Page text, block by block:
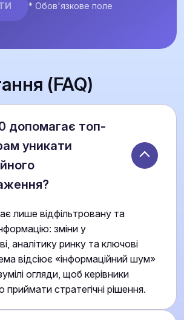
* Обов'язкове поле
(FAQ)
допомагає топ-
уникати
лише відфільтровану та
зміни у
аналітику ринку та ключові
відсіює «інформаційний шум»
огляди, щоб керівники
стратегічні рішення.